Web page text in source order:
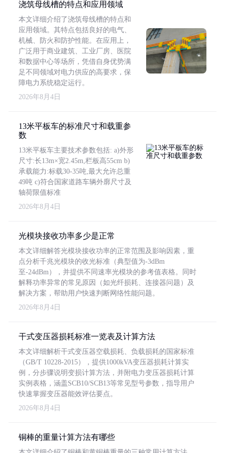
浇筑母线槽的特点和应用领域
本文详细介绍了浇筑母线槽的特点和
应用领域。其特点包括良好的电气、
机械、防火和防护性能。在应用上，
广泛用于商业建筑、工业厂房、医院
和数据中心等场所，凭借自身优势满
足不同领域对电力供应的高要求，保
障电力系统稳定运行。
2026年8月4日
13米平板车的标准尺寸和载重参
数
13米平板车主要技术参数包括: a)外形
尺寸:长13m×宽2.45m,栏板高55cm b)
承载能力:标载30-35吨,最大允许总重
49吨 c)符合国家道路车辆外廓尺寸及
轴荷限值标准
2026年8月4日
光模块接收功率多少是正常
本文详细解答光模块接收功率的正常范围及影响因素，重
点分析千兆光模块的收光标准（典型值为-3dBm
至-24dBm），并提供不同速率光模块的参考值表格。同时
解释功率异常的常见原因（如光纤损耗、连接器问题）及
解决方案，帮助用户快速判断网络性能问题。
2026年8月4日
干式变压器损耗标准一览表及计算方法
本文详细解析干式变压器空载损耗、负载损耗的国家标准
（GB/T 10228-2015），提供1000kVA变压器损耗计算实
例，分步骤说明变损计算方法，并附电力变压器损耗计算
实例表格，涵盖SCB10/SCB13等常见型号参数，指导用户
快速掌握变压器能效评估要点。
2026年8月4日
铜棒的重量计算方法有哪些